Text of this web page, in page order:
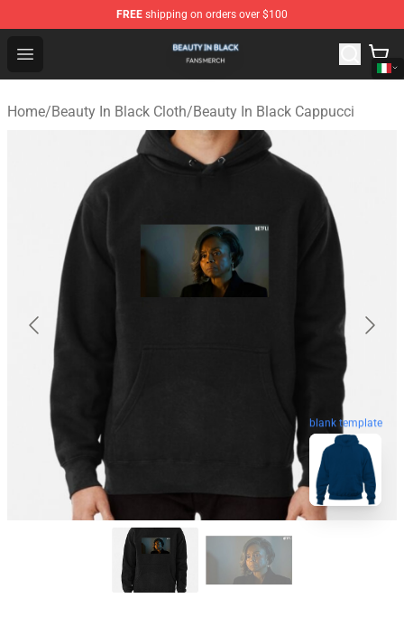
FREE shipping on orders over $100
Open menu
Beauty In Black Shop - Official Beauty In Black
Home/Beauty In Black Cloth/Beauty In Black Cappucci
blank template